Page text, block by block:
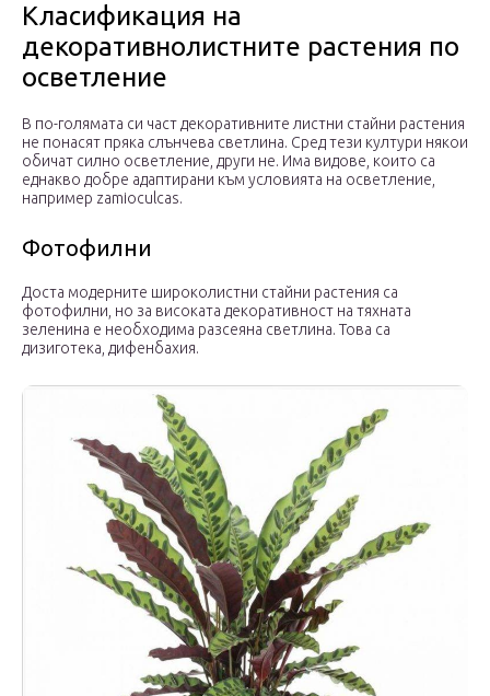
Класификация на
декоративнолистните растения по
осветление
В по-голямата си част декоративните листни стайни растения
не понасят пряка слънчева светлина. Сред тези култури някои
обичат силно осветление, други не. Има видове, които са
еднакво добре адаптирани към условията на осветление,
например zamioculcas.
Фотофилни
Доста модерните широколистни стайни растения са
фотофилни, но за високата декоративност на тяхната
зеленина е необходима разсеяна светлина. Това са
дизиготека, дифенбахия.